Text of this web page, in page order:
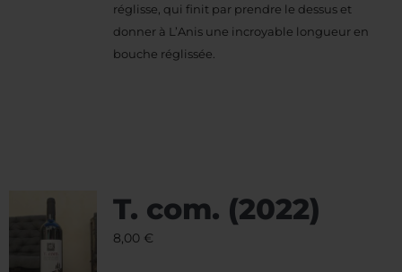
réglisse, qui finit par prendre le dessus et
donner à L’Anis une incroyable longueur en
bouche réglissée.
T. com. (2022)
8,00 €